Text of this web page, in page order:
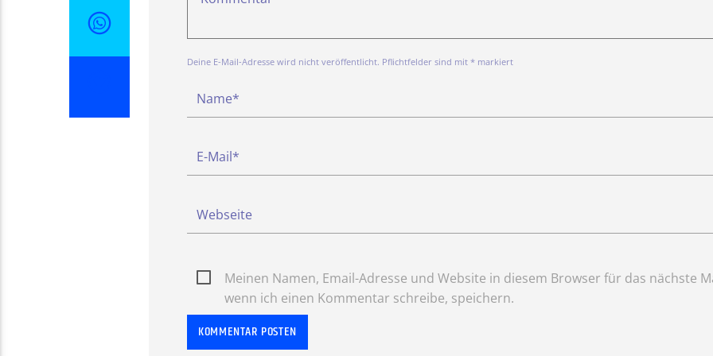
Deine E-Mail-Adresse wird nicht veröffentlicht. Pflichtfelder sind mit * markiert
Meinen Namen, Email-Adresse und Website in diesem Browser für das nächste
wenn ich einen Kommentar schreibe, speichern.